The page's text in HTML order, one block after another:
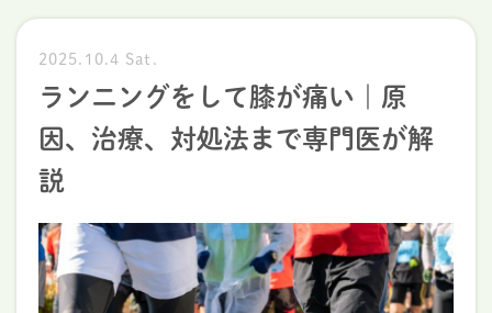
2025.10.4 Sat.
ランニングをして膝が痛い｜原
因、治療、対処法まで専門医が解
説